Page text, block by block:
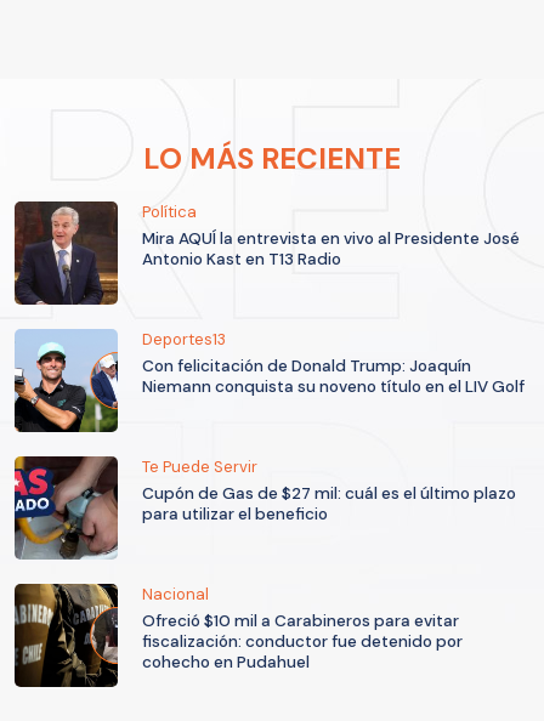
LO MÁS RECIENTE
Política
Mira AQUÍ la entrevista en vivo al Presidente José
Antonio Kast en T13 Radio
Deportes13
Con felicitación de Donald Trump: Joaquín
Niemann conquista su noveno título en el LIV Golf
Te Puede Servir
Cupón de Gas de $27 mil: cuál es el último plazo
para utilizar el beneficio
Nacional
Ofreció $10 mil a Carabineros para evitar
fiscalización: conductor fue detenido por
cohecho en Pudahuel